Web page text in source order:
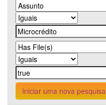
Iniciar uma nova pesquisa